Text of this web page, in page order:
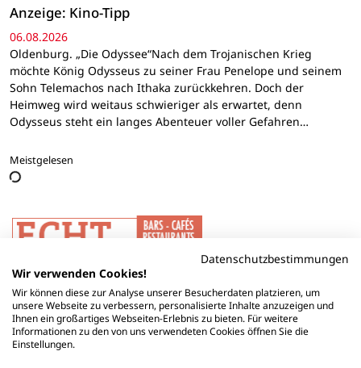
Anzeige: Kino-Tipp
06.08.2026
Oldenburg. „Die Odyssee“Nach dem Trojanischen Krieg
möchte König Odysseus zu seiner Frau Penelope und seinem
Sohn Telemachos nach Ithaka zurückkehren. Doch der
Heimweg wird weitaus schwieriger als erwartet, denn
Odysseus steht ein langes Abenteuer voller Gefahren…
Meistgelesen
Datenschutzbestimmungen
Wir verwenden Cookies!
Wir können diese zur Analyse unserer Besucherdaten platzieren, um
unsere Webseite zu verbessern, personalisierte Inhalte anzuzeigen und
Ihnen ein großartiges Webseiten-Erlebnis zu bieten. Für weitere
Informationen zu den von uns verwendeten Cookies öffnen Sie die
Einstellungen.